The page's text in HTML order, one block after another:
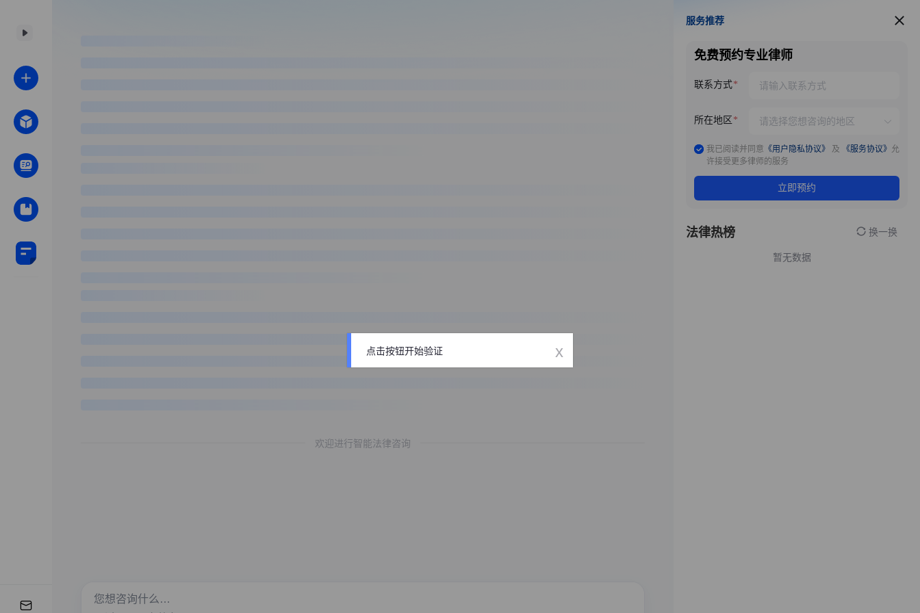
欢迎进行智能法律咨询
服务推荐
服务推荐
免费预约专业律师
联系方式
所在地区
我已阅读并同意 《用户隐私协议》 及 《服务协议》 允
许接受更多律师的服务
立即预约
法律热榜 换一换
暂无数据
点击按钮开始验证 x